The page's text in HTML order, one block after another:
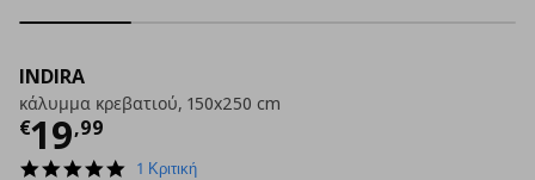
INDIRA
κάλυμμα κρεβατιού, 150x250 cm
€19,99
Τρέχουσα τιμή
5.01 Κριτική